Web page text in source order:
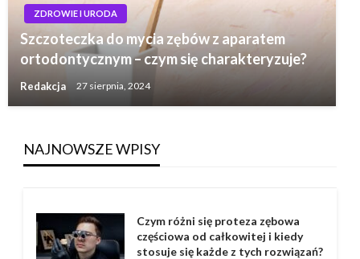
ZDROWIE I URODA
Szczoteczka do mycia zębów z aparatem
ortodontycznym – czym się charakteryzuje?
Redakcja 27 sierpnia, 2024
NAJNOWSZE WPISY
Czym różni się proteza zębowa
częściowa od całkowitej i kiedy
stosuje się każde z tych rozwiązań?